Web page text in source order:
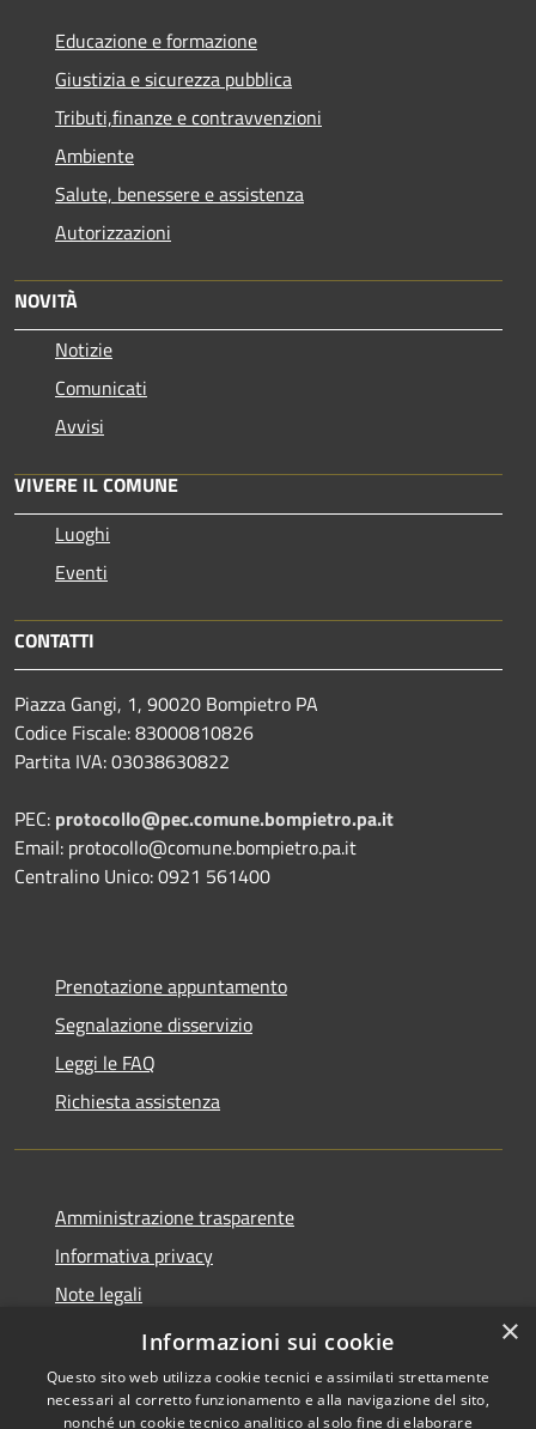
Educazione e formazione
Giustizia e sicurezza pubblica
Tributi,finanze e contravvenzioni
Ambiente
Salute, benessere e assistenza
Autorizzazioni
NOVITÀ
Notizie
Comunicati
Avvisi
VIVERE IL COMUNE
Luoghi
Eventi
CONTATTI
Piazza Gangi, 1, 90020 Bompietro PA
Codice Fiscale: 83000810826
Partita IVA: 03038630822
PEC: protocollo@pec.comune.bompietro.pa.it
Email: protocollo@comune.bompietro.pa.it
Centralino Unico: 0921 561400
Prenotazione appuntamento
Segnalazione disservizio
Leggi le FAQ
Richiesta assistenza
Amministrazione trasparente
Informativa privacy
Note legali
Dichiarazione di accessibilità
×
Informazioni sui cookie
Questo sito web utilizza cookie tecnici e assimilati strettamente
necessari al corretto funzionamento e alla navigazione del sito,
nonché un cookie tecnico analitico al solo fine di elaborare